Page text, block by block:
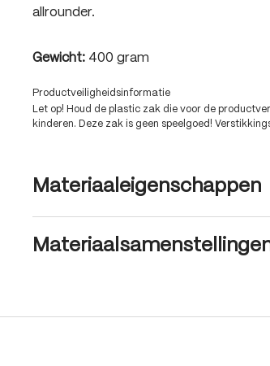
allrounder.
Gewicht: 400 gram
Productveiligheidsinformatie
Let op! Houd de plastic zak die voor de
kinderen. Deze zak is geen speelgoed!
Materiaaleigenschappen